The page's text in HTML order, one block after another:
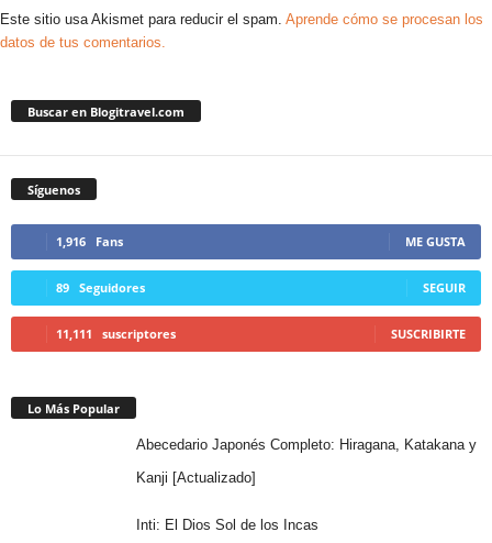
Este sitio usa Akismet para reducir el spam. Aprende cómo se procesan los
datos de tus comentarios.
Buscar en Blogitravel.com
Síguenos
1,916 Fans ME GUSTA
89 Seguidores SEGUIR
11,111 suscriptores SUSCRIBIRTE
Lo Más Popular
Abecedario Japonés Completo: Hiragana, Katakana y
Kanji [Actualizado]
Inti: El Dios Sol de los Incas